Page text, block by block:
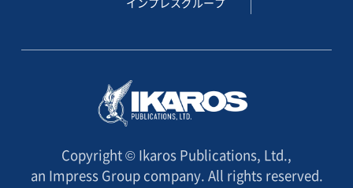
Copyright © Ikaros Publications, Ltd.,
an Impress Group company. All rights reserved.